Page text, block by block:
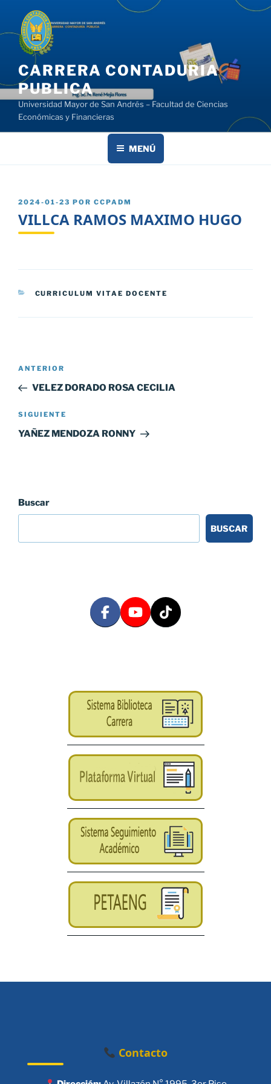
contenido
CARRERA CONTADURIA
PUBLICA
Universidad Mayor de San Andrés – Facultad de Ciencias
Económicas y Financieras
MENÚ
PUBLICADO
2024-01-23 POR CCPADM
VILLCA RAMOS MAXIMO HUGO
CATEGORÍAS
CURRICULUM VITAE DOCENTE
Navegación
entradas
Entrada
anterior:
ANTERIOR
VELEZ DORADO ROSA CECILIA
Siguiente
entrada
SIGUIENTE
YAÑEZ MENDOZA RONNY
Buscar
BUSCAR
Contacto